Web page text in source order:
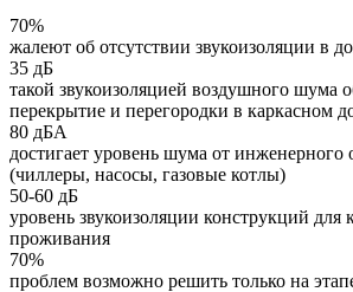
70%
жалеют об отсутствии звукоизоляции в
35 дБ
такой звукоизоляцией воздушного шума
перекрытие и перегородки в каркасном
80 дБА
достигает уровень шума от инженерного
(чиллеры, насосы, газовые котлы)
50-60 дБ
уровень звукоизоляции конструкций для
проживания
70%
проблем возможно решить только на